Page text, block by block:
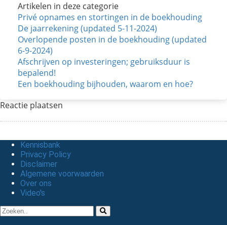
Artikelen in deze categorie
Privé opnames en stortingen in de boekhouding
De jaarrekening (updated 5-11-2024)
Overlopende posten in de boekhouding (updated
6-9-2024)
Afschrijven op investeringen; gebruiksduur is
bepalend!
Een boekhouding bijhouden, waarom en hoe?
Reactie plaatsen
Kennisbank
Privacy Policy
Disclaimer
Algemene voorwaarden
Over ons
Video's